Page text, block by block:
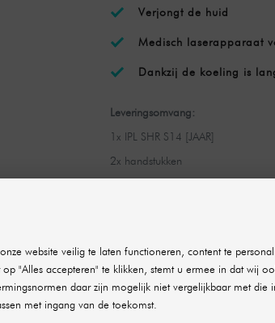
Verjongt de huid
Medisch laserapparaat
Dankzij de koeling is
Leveringsomvang:
1x IPL SHR S14 [JAAR]
2x handstukken
DE STARTERSSET BEVAT
website veilig te laten functioneren, content te
"Alles accepteren" te klikken, stemt u ermee in dat wij
daar zijn mogelijk niet vergelijkbaar met die
met ingang van de toekomst.